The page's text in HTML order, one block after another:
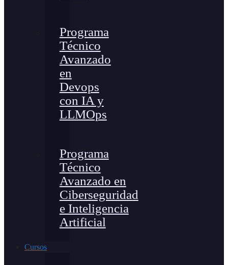
Programa
Técnico
Avanzado
en
Devops
con IA y
LLMOps
Programa
Técnico
Avanzado en
Ciberseguridad
e Inteligencia
Artificial
Cursos